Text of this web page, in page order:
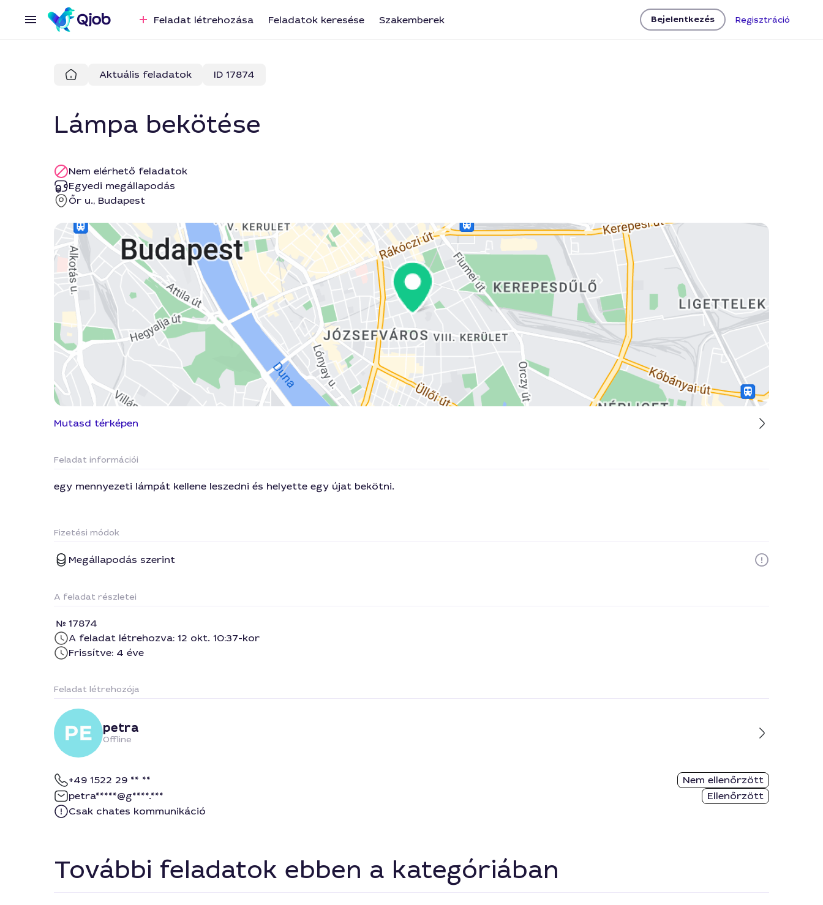
Feladat létrehozása Feladatok keresése Szakemberek Bejelentkezés Regisztráció
Aktuális feladatok ID 17874
Lámpa bekötése
Nem elérhető feladatok
Egyedi megállapodás
Őr u., Budapest
Mutasd térképen
Feladat információi
egy mennyezeti lámpát kellene leszedni és helyette egy újat bekötni.
Fizetési módok
Megállapodás szerint
A feladat részletei
17874
A feladat létrehozva: 12 okt. 10:37-kor
Frissítve: 4 éve
Feladat létrehozója
petra
Offline
+49 1522 29 ** **
Nem ellenőrzött
petra*****@g****.***
Ellenőrzött
Csak chates kommunikáció
További feladatok ebben a kategóriában